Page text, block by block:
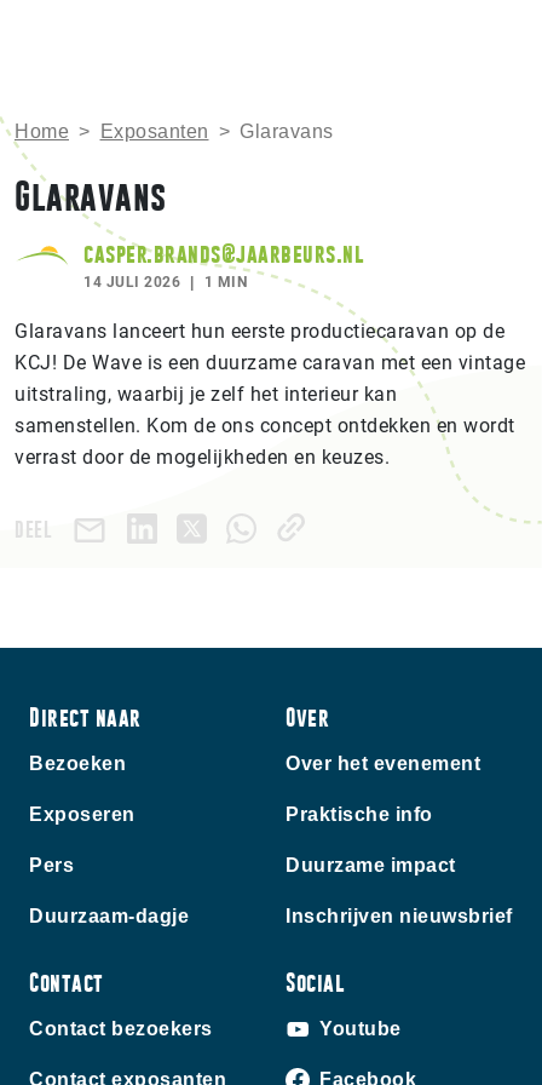
Home > Exposanten > Glaravans
Glaravans
casper.brands@jaarbeurs.nl
14 JULI 2026 1 MIN
Glaravans lanceert hun eerste productiecaravan op de
KCJ! De Wave is een duurzame caravan met een vintage
uitstraling, waarbij je zelf het interieur kan
samenstellen. Kom de ons concept ontdekken en wordt
verrast door de mogelijkheden en keuzes.
DEEL
Direct naar
Bezoeken
Exposeren
Pers
Duurzaam-dagje
Over
Over het evenement
Praktische info
Duurzame impact
Inschrijven nieuwsbrief
Contact
Contact bezoekers
Contact exposanten
Social
Youtube
Facebook